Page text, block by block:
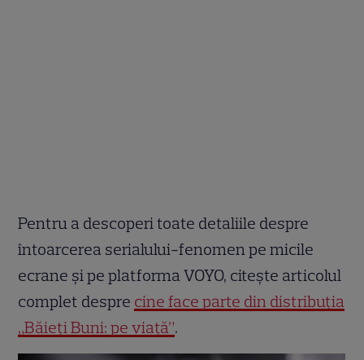
Pentru a descoperi toate detaliile despre
întoarcerea serialului-fenomen pe micile
ecrane și pe platforma VOYO, citește articolul
complet despre cine face parte din distribuția
„Băieți Buni: pe viață”.